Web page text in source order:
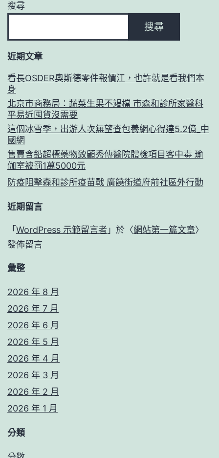
搜尋
搜尋
近期文章
看長OSDER奧斯德零件報價江，也許就是看我們本
身
北京市商務局：蔬菜生果不竭檔 市森和診所家醫科
平易近囤貨沒需要
這個冰雪季，出游人次無望查包養網心得達5.2億_中
國網
售賣含鉛超標藥物致顧秀傳醫院體檢項目客中毒 瑜
伽室被罰1萬5000元
防疫阻擊森和診所疫苗戰 廣饒街道府前社區外行動
近期留言
「 WordPress 示範留言者 」於〈網站第一篇文章〉
發佈留言
彙整
2026 年 8 月
2026 年 7 月
2026 年 6 月
2026 年 5 月
2026 年 4 月
2026 年 3 月
2026 年 2 月
2026 年 1 月
分類